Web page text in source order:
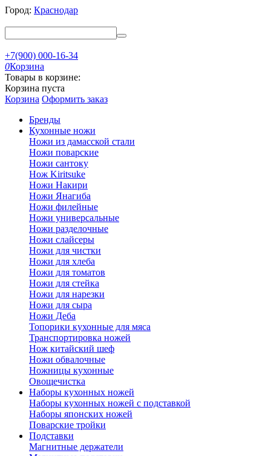
Город: Краснодар
+7(900) 000-16-34
0Корзина
Товары в корзине:
Корзина пуста
Корзина Оформить заказ
Бренды
Кухонные ножи
Ножи из дамасской стали
Ножи поварские
Ножи сантоку
Нож Kiritsuke
Ножи Накири
Ножи Янагиба
Ножи филейные
Ножи универсальные
Ножи разделочные
Ножи слайсеры
Ножи для чистки
Ножи для хлеба
Ножи для томатов
Ножи для стейка
Ножи для нарезки
Ножи для сыра
Ножи Деба
Топорики кухонные для мяса
Транспортировка ножей
Нож китайский шеф
Ножи обвалочные
Ножницы кухонные
Овощечистка
Наборы кухонных ножей
Наборы кухонных ножей с подставкой
Наборы японских ножей
Поварские тройки
Подставки
Магнитные держатели